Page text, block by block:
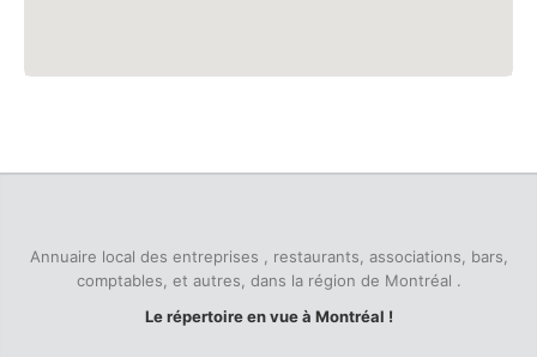
Annuaire local des entreprises , restaurants, associations, bars,
comptables, et autres, dans la région de Montréal .
Le répertoire en vue à Montréal !